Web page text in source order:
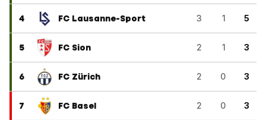
4 FC Lausanne-Sport 3 1 5
5 FC Sion 2 1 3
6 FC Zürich 2 0 3
7 FC Basel 2 0 3